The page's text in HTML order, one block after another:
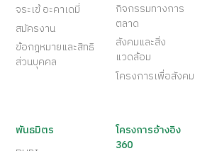
จระเข้ อะคาเดมี่
สมัครงาน
ข้อกฎหมายและสิทธิ
ส่วนบุคคล
กิจกรรมทางการ
ตลาด
สังคมและสิ่ง
แวดล้อม
โครงการเพื่อสังคม
พันธมิตร
โครงการอ้างอิง
360